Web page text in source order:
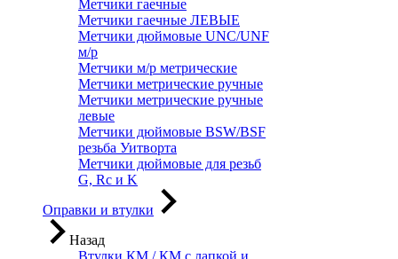
Метчики гаечные
Метчики гаечные ЛЕВЫЕ
Метчики дюймовые UNC/UNF
м/р
Метчики м/р метрические
Метчики метрические ручные
Метчики метрические ручные
левые
Метчики дюймовые BSW/BSF
резьба Уитворта
Метчики дюймовые для резьб
G, Rc и K
Оправки и втулки
Назад
Втулки КМ / КМ с лапкой и